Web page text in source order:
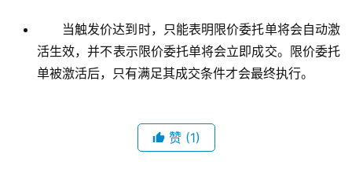
当触发价达到时，只能表明限价委托单将会自动激
活生效，并不表示限价委托单将会立即成交。限价委托
单被激活后，只有满足其成交条件才会最终执行。
赞 (1)